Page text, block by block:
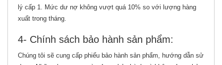
lý cấp 1. Mức dư nợ không vượt quá 10% so với lượng hàng
xuất trong tháng.
4- Chính sách bảo hành sản phẩm:
Chúng tôi sẽ cung cấp phiếu bảo hành sản phẩm, hướng dẫn sử